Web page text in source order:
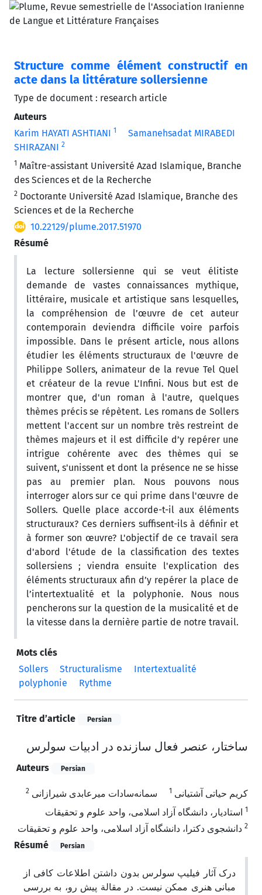
Structure comme élément constructif en
acte dans la littérature sollersienne
Type de document : research article
Auteurs
Karim HAYATI ASHTIANI 1
Samanehsadat MIRABEDI
SHIRAZANI 2
1 Maître-assistant Université Azad Islamique, Branche
des Sciences et de la Recherche
2 Doctorante Université Azad Islamique, Branche des
Sciences et de la Recherche
10.22129/plume.2017.51970
Résumé
La lecture sollersienne qui se veut élitiste
demande de vastes connaissances mythique,
littéraire, musicale et artistique sans lesquelles,
la compréhension de l’œuvre de cet auteur
contemporain deviendra difficile voire parfois
impossible. Dans le présent article, nous allons
étudier les éléments structuraux de l'œuvre de
Philippe Sollers, animateur de la revue Tel Quel
et créateur de la revue L'Infini. Nous but est de
montrer que, d'un roman à l'autre, quelques
thèmes précis se répètent. Les romans de Sollers
mettent l'accent sur un nombre très restreint de
thèmes majeurs et il est difficile d’y repérer une
intrigue cohérente avec des thèmes qui se
suivent, s'unissent et dont la présence ne se hisse
pas au premier plan. Nous pouvons nous
interroger alors sur ce qui prime dans l'œuvre de
Sollers. Quelle place accorde-t-il aux éléments
structuraux? Ces derniers suffisent-ils à définir et
à former son œuvre? L'objectif de ce travail sera
d'abord l'étude de la classification des textes
sollersiens ; viendra ensuite l'explication des
éléments structuraux afin d’y repérer la place de
l’intertextualité et la polyphonie. Nous nous
pencherons sur la question de la musicalité et de
la vitesse dans la dernière partie de notre travail.
Mots clés
Sollers
Structuralisme
Intertextualité
polyphonie
Rythme
Titre d’article Persian
ساختار، عنصر فعال سازنده در ادبیات سولرس
Auteurs Persian
کریم حیاتی آشتیانی 1 سمانه‌سادات میرعابدی شیرازانی 2
1 استادیار، دانشگاه آزاد اسلامی، واحد علوم و تحقیقات
2 دانشجوی دکترا، دانشگاه آزاد اسلامی، واحد علوم و تحقیقات
Résumé
Persian
درک آثار فیلیپ سولرس بدون داشتن اطلاعات کافی از
مبانی هنری ممکن نیست. در مقالة پیش رو، به بررسی